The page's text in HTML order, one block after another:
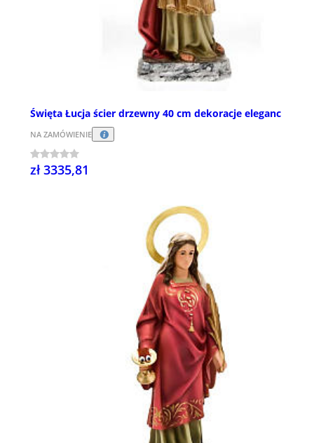
Święta Łucja ścier drzewny 40 cm dekoracje eleganc
NA ZAMÓWIENIE
zł 3335,81